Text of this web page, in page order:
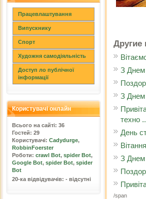
Працевлаштування
Випускнику
Спорт
Художня самодіяльність
Доступ ло публічної
інформації
Користувачі онлайн
Всього на сайті: 36
Гостей: 29
Користувачі: Cadydurge,
RobbinFoerster
Роботи: crawl Bot, spider Bot,
Google Bot, spider Bot, spider
Bot
20-ка відвідувачів: - відсутні
Другие
З Днем
З Днем
техно
День
З Днем
/span